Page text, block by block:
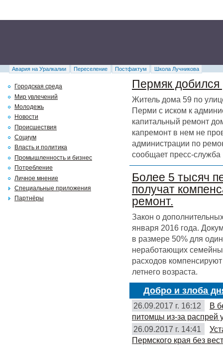
Авария на Уралкалии Переселение Постфактум Школа Лучникова
Пермяк добился
Житель дома 59 по
Перми с иском к
капитальный ремонт
капремонт в нем не
администрации по
сообщает пресс-служба
Более 5 тысяч
получат
ремонт.
Закон о
января 2016 года.
в размере 50% для
неработающих
расходов
летнего возраста.
Добро и злоба
26.09.2017 г. 16:12
В
питомцы из-за распрей
26.09.2017 г. 14:41
Пермского края без
Городская среда
Мир увлечений
Молодежь
Новости
Происшествия
Социум
Власть и политика
Промышленность и бизнес
Потребление
Личное мнение
Специальные приложения
Партнёры